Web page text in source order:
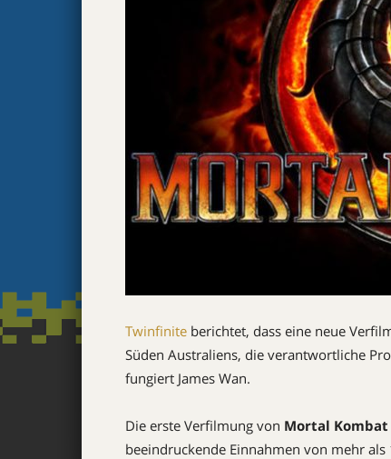
Twinfinite berichtet, dass eine neue
Süden Australiens, die verantwortliche
fungiert James Wan.
Die erste Verfilmung von Mortal Kombat
beeindruckende Einnahmen von mehr